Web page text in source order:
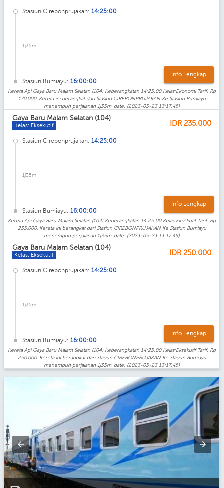
Stasiun Cirebonprujakan: 14:25:00
1j35m
Stasiun Bumiayu: 16:00:00
Info Lengkap
Kereta Api Gaya Baru Malam Selatan (104) Keberangkatan 14:25:00 Kelas:Ekonomi Tarif: Rp
170.000. Kereta ini berangkat dari Stasiun CIREBONPRUJAKAN Ke Stasiun Bumiayu
menempuh perjalanan 1j35m. date: (2023-05-23 13:17:45)
Gaya Baru Malam Selatan (104)
Kelas: Eksekutif IDR 235.000
Stasiun Cirebonprujakan: 14:25:00
1j35m
Stasiun Bumiayu: 16:00:00
Info Lengkap
Kereta Api Gaya Baru Malam Selatan (104) Keberangkatan 14:25:00 Kelas:Eksekutif Tarif: Rp
235.000. Kereta ini berangkat dari Stasiun CIREBONPRUJAKAN Ke Stasiun Bumiayu
menempuh perjalanan 1j35m. date: (2023-05-23 13:17:45)
Gaya Baru Malam Selatan (104)
Kelas: Eksekutif IDR 250.000
Stasiun Cirebonprujakan: 14:25:00
1j35m
Stasiun Bumiayu: 16:00:00
Info Lengkap
Kereta Api Gaya Baru Malam Selatan (104) Keberangkatan 14:25:00 Kelas:Eksekutif Tarif: Rp
250.000. Kereta ini berangkat dari Stasiun CIREBONPRUJAKAN Ke Stasiun Bumiayu
menempuh perjalanan 1j35m. date: (2023-05-23 13:17:45)